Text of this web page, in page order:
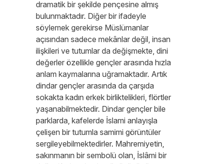
dramatik bir şekilde pençesine almış
bulunmaktadır. Diğer bir ifadeyle
söylemek gerekirse Müslümanlar
açısından sadece mekânlar değil, insan
ilişkileri ve tutumlar da değişmekte, dini
değerler özellikle gençler arasında hızla
anlam kaymalarına uğramaktadır. Artık
dindar gençler arasında da çarşıda
sokakta kadın erkek birliktelikleri, flörtler
yaşanabilmektedir. Dindar gençler bile
parklarda, kafelerde İslami anlayışla
çelişen bir tutumla samimi görüntüler
sergileyebilmektedirler. Mahremiyetin,
sakınmanın bir sembolü olan, İslâmi bir